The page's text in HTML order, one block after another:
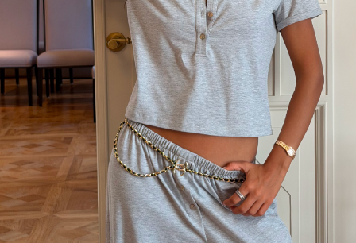
90-95 70-75 94-99 44/46
Сомневаетесь какой размер вам подойдёт?
Напиши нам в ватсап или позвоните по телефону, мы вам
поможем.
INSTAGRAM WHATSAPP TELEGRAM
L 96-101 76-81 100-105 46/48
one
size
универсальный размер, который отлично подойдет
обладателям самых разных параметров
вам поможем.
INSTAGRAM WHATSAPP TELEGRAM